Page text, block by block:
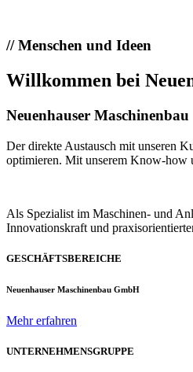
//Menschen und Ideen
Willkommen bei
Neuenhauser Maschinenbau
Der direkte Austausch mit unseren
optimieren. Mit unserem Know-how
Als Spezialist im Maschinen- und
Innovationskraft und
GESCHÄFTSBEREICHE
Neuenhauser Maschinenbau GmbH
Mehr erfahren
UNTERNEHMENSGRUPPE